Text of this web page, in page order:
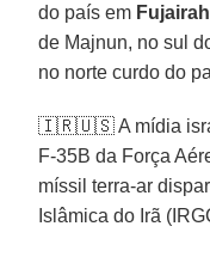
do país em Fujairah
de Majnun, no sul
no norte curdo do
🇮🇷🇺🇸 A mídia
F-35B da Força
míssil terra-ar
Islâmica do Irã